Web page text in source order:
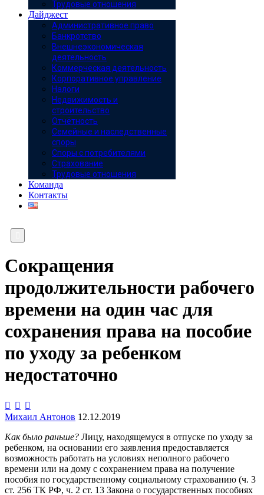
Трудовые отношения
Дайджест
Административное право
Банкротство
Внешнеэкономическая
деятельность
Коммерческая деятельность
Корпоративное управление
Налоги
Недвижимость и
строительство
Отчётность
Семейные и наследственные
споры
Споры с потребителями
Страхование
Трудовые отношения
Команда
Контакты
Сокращения
продолжительности рабочего
времени на один час для
сохранения права на пособие
по уходу за ребенком
недостаточно
 

Михаил Антонов 12.12.2019
Как было раньше? Лицу, находящемуся в отпуске по уходу за
ребенком, на основании его заявления предоставляется
возможность работать на условиях неполного рабочего
времени или на дому с сохранением права на получение
пособия по государственному социальному страхованию (ч. 3
ст. 256 ТК РФ, ч. 2 ст. 13 Закона о государственных пособиях